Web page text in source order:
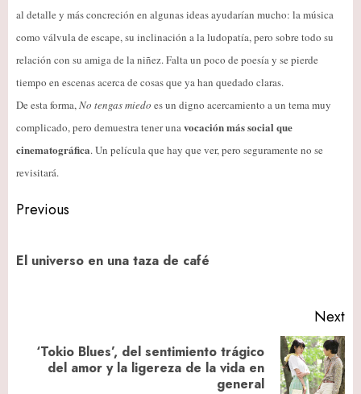
al detalle y más concreción en algunas ideas ayudarían mucho: la música
como válvula de escape, su inclinación a la ludopatía, pero sobre todo su
relación con su amiga de la niñez. Falta un poco de poesía y se pierde
tiempo en escenas acerca de cosas que ya han quedado claras.
De esta forma,No tengas miedo es un digno acercamiento a un tema muy
complicado, pero demuestra tener unavocación más social que
cinematográfica. Un película que hay que ver, pero seguramente no se
revisitará.
Post
Previous
El universo en una taza de café
Next
Next
‘Tokio Blues’, del sentimiento trágico
del amor y la ligereza de la vida en
general